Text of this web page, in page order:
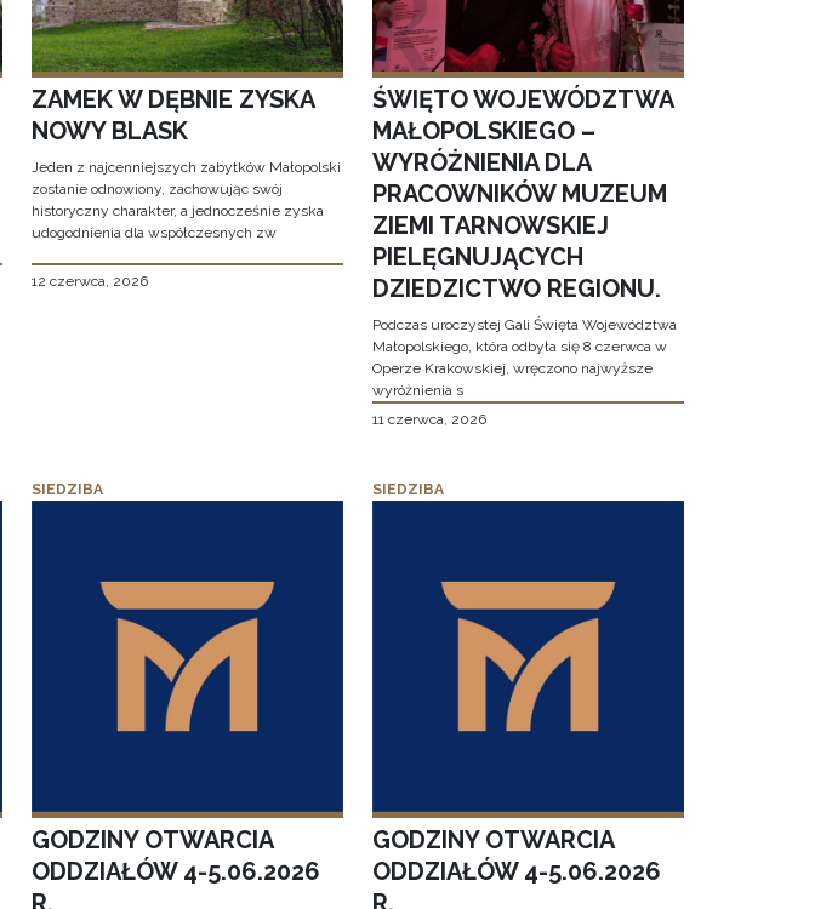
ZAMEK W DĘBNIE ZYSKA
NOWY BLASK
Jeden z najcenniejszych zabytków Małopolski
zostanie odnowiony, zachowując swój
historyczny charakter, a jednocześnie zyska
udogodnienia dla współczesnych zw
12 czerwca, 2026
ŚWIĘTO WOJEWÓDZTWA
MAŁOPOLSKIEGO –
WYRÓŻNIENIA DLA
PRACOWNIKÓW MUZEUM
ZIEMI TARNOWSKIEJ
PIELĘGNUJĄCYCH
DZIEDZICTWO REGIONU.
Podczas uroczystej Gali Święta Województwa
Małopolskiego, która odbyła się 8 czerwca w
Operze Krakowskiej, wręczono najwyższe
wyróżnienia s
11 czerwca, 2026
SIEDZIBA
GODZINY OTWARCIA
ODDZIAŁÓW 4-5.06.2026
R.
SIEDZIBA
GODZINY OTWARCIA
ODDZIAŁÓW 4-5.06.2026
R.